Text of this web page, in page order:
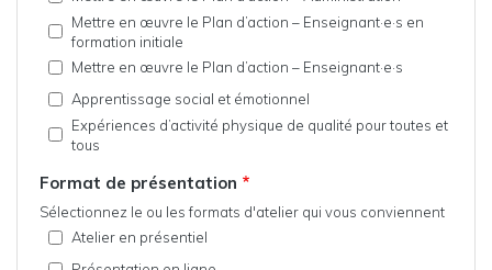
pratique
fondée
les
physique
et
santé
œuvre
Plan
d’action
Administration
Mettre
œuvre
Plan
d’action
en
formation
initiale
Mettre en œuvre le Plan d’action – Enseignant·e·s en
formation initiale
Mettre
œuvre
Plan
–
Mettre en œuvre le Plan d’action – Enseignant·e·s
Apprentissage
et
émotionnel
Apprentissage social et émotionnel
Expériences
d’activité
de
qualité
pour
toutes
Expériences d’activité physique de qualité pour toutes et
tous
Format de présentation
Sélectionnez le ou les formats d'atelier qui vous conviennent
AtelierAtelier en présentiel
Présentation